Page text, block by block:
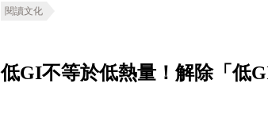
閱讀文化
低GI不等於低熱量！解除「低